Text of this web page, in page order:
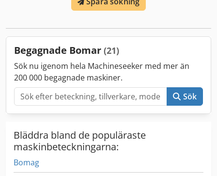
Begagnade Bomar (21)
Sök nu igenom hela Machineseeker med mer än
200 000 begagnade maskiner.
Sök
Bläddra bland de populäraste
maskinbeteckningarna:
Bomag